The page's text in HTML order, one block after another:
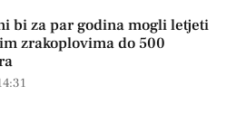
bi za par godina mogli letjeti
zrakoplovima do 500